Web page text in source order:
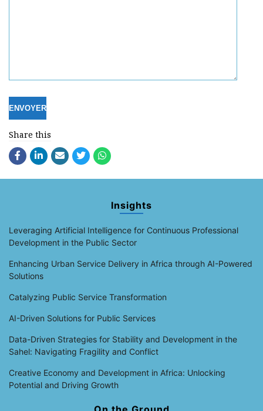
Share this
Insights
Leveraging Artificial Intelligence for Continuous Professional
Development in the Public Sector
Enhancing Urban Service Delivery in Africa through AI-Powered
Solutions
Catalyzing Public Service Transformation
AI-Driven Solutions for Public Services
Data-Driven Strategies for Stability and Development in the
Sahel: Navigating Fragility and Conflict
Creative Economy and Development in Africa: Unlocking
Potential and Driving Growth